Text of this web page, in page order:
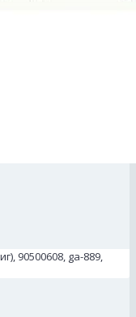
90500608, ga-889,